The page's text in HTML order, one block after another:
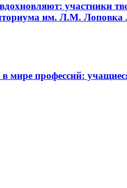
участники
им. Л.М.
мире профессий: